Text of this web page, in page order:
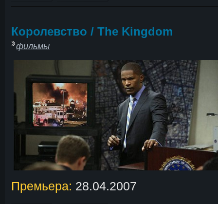
Королевство / The Kingdom
фильмы
Премьера: 28.04.2007